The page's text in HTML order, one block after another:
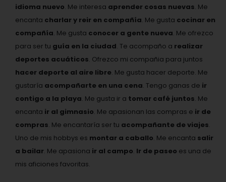
idioma nuevo. Me interesa aprender cosas nuevas. Me
encanta charlar y reir en compañía. Me gusta cocinar en
compañía. Me gusta conocer a gente nueva. Me ofrezco
para ser tu guía en la ciudad. Te acompaño a realizar
deportes acuáticos. Ofrezco mi compañia para juntos
hacer deporte al aire libre. Me gusta hacer deporte. Me
gustaría acompañarte en una cena. Tengo ganas de ir
contigo a la playa. Me gusta ir a tomar café juntos. Me
encanta ir al gimnasio. Me apasionan las compras e ir de
compras. Me encantaría ser tu acompañante de viajes.
Uno de mis hobbys es montar a caballo. Me encanta salir
a bailar. Me apasiona ir al campo. Ir de paseo es una de
mis aficiones favoritas.